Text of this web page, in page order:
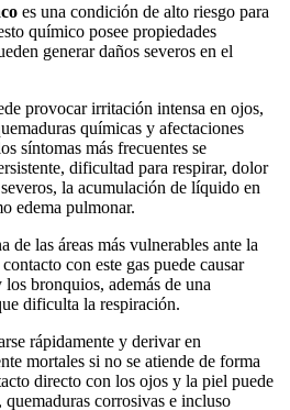
es una condición de alto riesgo para
químico posee propiedades
generar daños severos en el
provocar irritación intensa en ojos,
químicas y afectaciones
síntomas más frecuentes se
dificultad para respirar, dolor
la acumulación de líquido en
edema pulmonar.
de las áreas más vulnerables ante la
con este gas puede causar
bronquios, además de una
dificulta la respiración.
rápidamente y derivar en
mortales si no se atiende de forma
directo con los ojos y la piel puede
corrosivas e incluso